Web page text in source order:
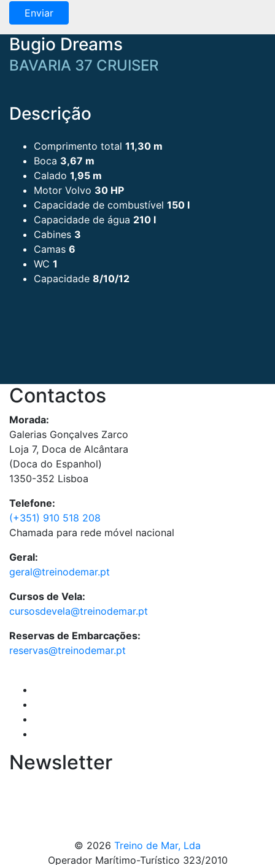
Bugio Dreams
BAVARIA 37 CRUISER
Descrição
Comprimento total 11,30 m
Boca 3,67 m
Calado 1,95 m
Motor Volvo 30 HP
Capacidade de combustível 150 l
Capacidade de água 210 l
Cabines 3
Camas 6
WC 1
Capacidade 8/10/12
Contactos
Morada:
Galerias Gonçalves Zarco
Loja 7, Doca de Alcântara
(Doca do Espanhol)
1350-352 Lisboa
Telefone:
(+351) 910 518 208
Chamada para rede móvel nacional
Geral:
geral@treinodemar.pt
Cursos de Vela:
cursosdevela@treinodemar.pt
Reservas de Embarcações:
reservas@treinodemar.pt
Newsletter
© 2026 Treino de Mar, Lda
Operador Marítimo-Turístico 323/2010